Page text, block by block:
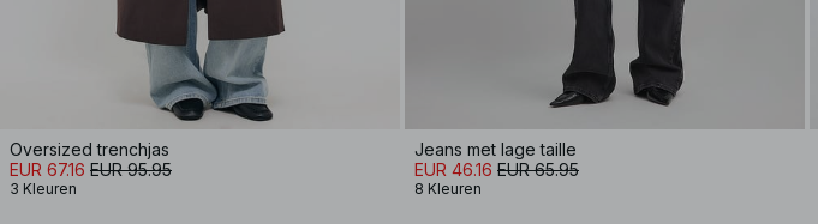
Oversized trenchjas
EUR 67.16 EUR 95.95
3 Kleuren
Jeans met lage taille
EUR 46.16 EUR 65.95
8 Kleuren